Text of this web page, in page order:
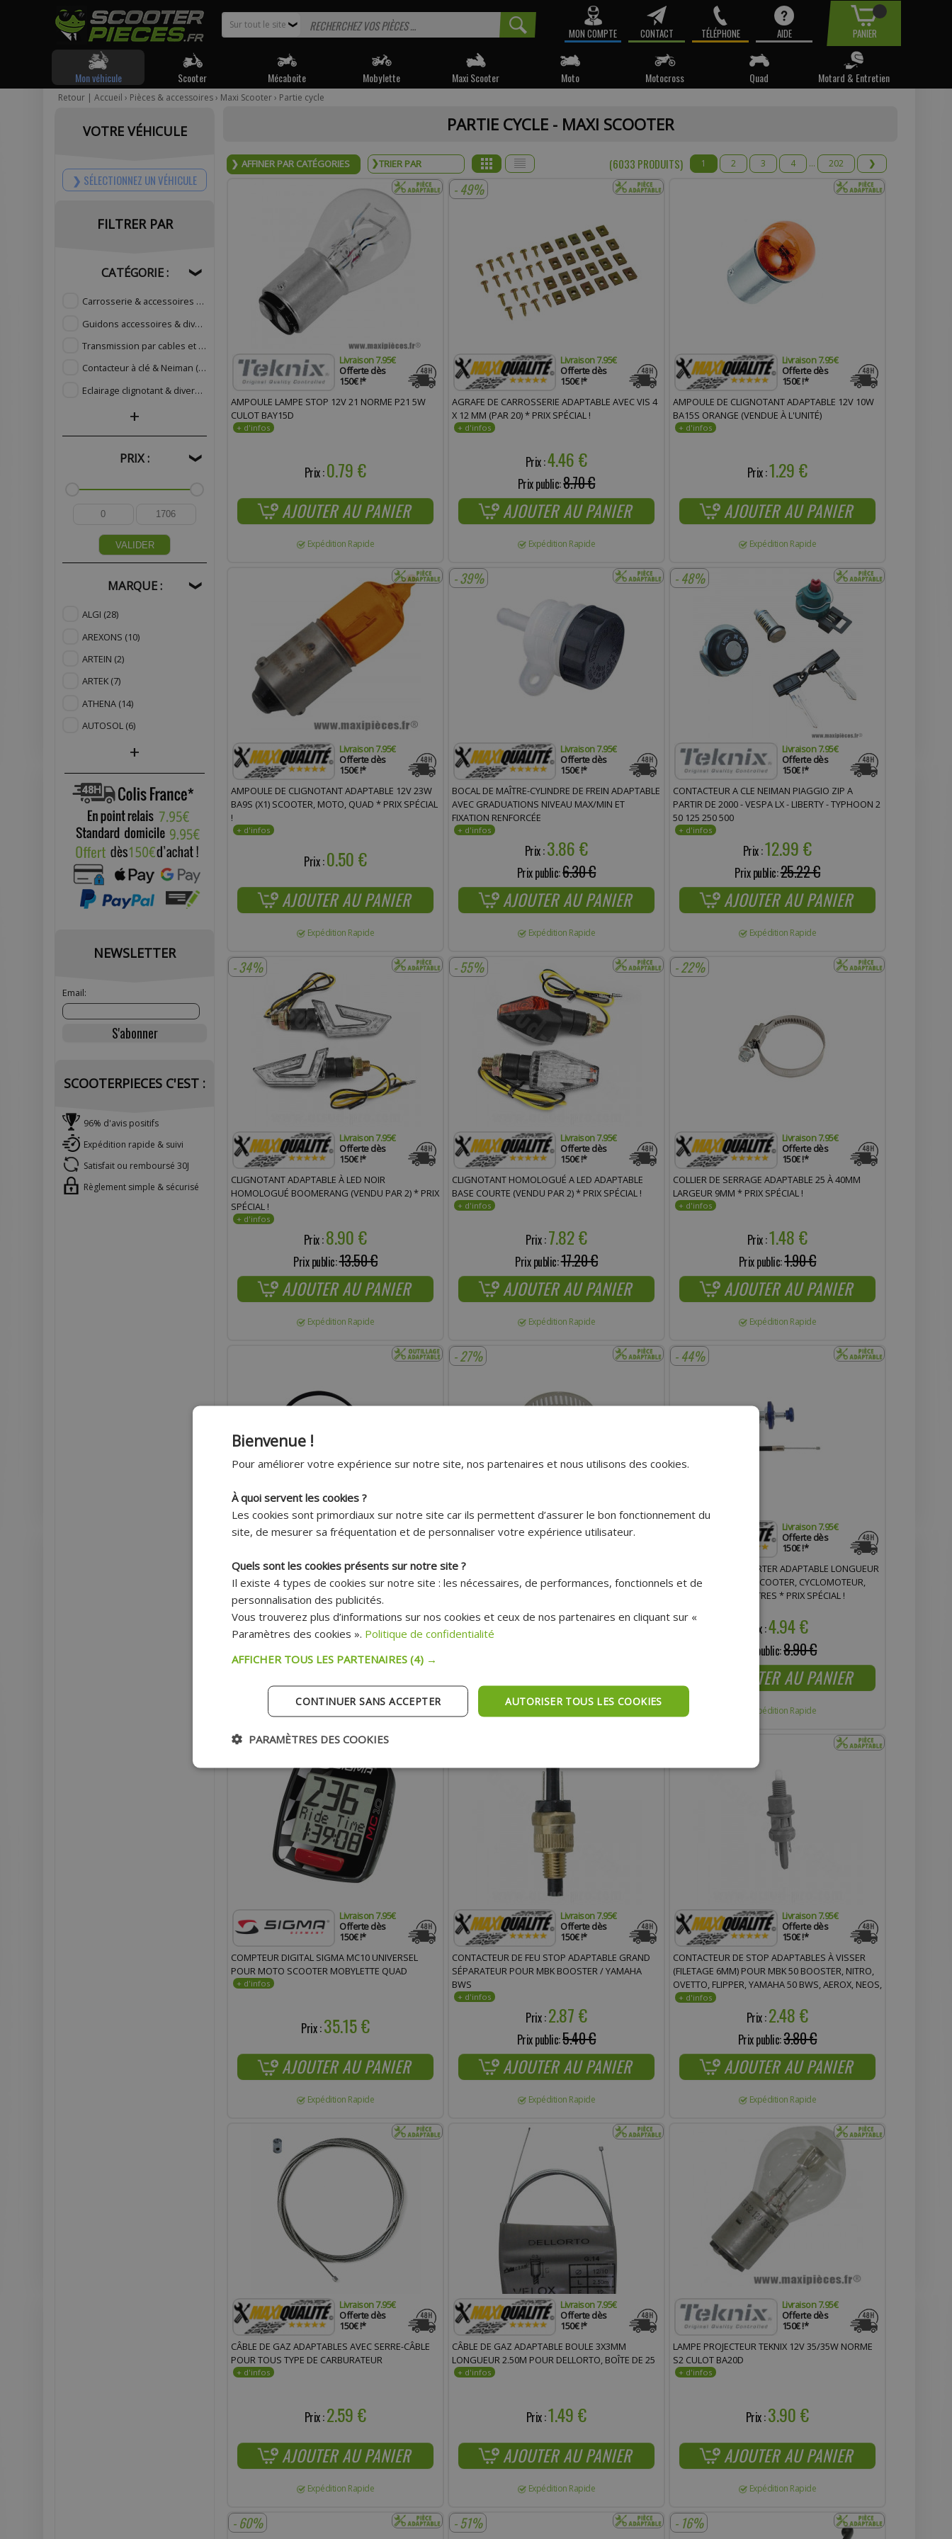
❯
Sur tout le site
MON COMPTE CONTACT TÉLÉPHONE AIDE PANIER
Mon véhicule Scooter Mécaboite Mobylette Maxi Scooter Moto Motocross Quad Motard & Entretien
Retour | Accueil › Pièces & accessoires› Maxi Scooter› Partie cycle
PARTIE CYCLE - MAXI SCOOTER
AFFINER PAR CATÉGORIES (6033 PRODUITS) 1 2 3 4 ... 202 ❯
Livraison 7.95€
Offerte dès
150€ !*
AMPOULE LAMPE STOP 12V 21 NORME P21 5W
CULOT BAY15D
Prix :0.79 €
AJOUTER AU PANIER
Expédition Rapide
- 49%
Livraison 7.95€
Offerte dès
150€ !*
AGRAFE DE CARROSSERIE ADAPTABLE AVEC VIS 4
X 12 MM (PAR 20) * PRIX SPÉCIAL !
Prix :4.46 €
Prix public:8.70 €
AJOUTER AU PANIER
Expédition Rapide
Livraison 7.95€
Offerte dès
150€ !*
AMPOULE DE CLIGNOTANT ADAPTABLE 12V 10W
BA15S ORANGE (VENDUE À L'UNITÉ)
Prix :1.29 €
AJOUTER AU PANIER
Expédition Rapide
Livraison 7.95€
Offerte dès
150€ !*
AMPOULE DE CLIGNOTANT ADAPTABLE 12V 23W
BA9S (X1) SCOOTER, MOTO, QUAD * PRIX SPÉCIAL
!
Prix :0.50 €
AJOUTER AU PANIER
Expédition Rapide
- 39%
Livraison 7.95€
Offerte dès
150€ !*
BOCAL DE MAÎTRE-CYLINDRE DE FREIN ADAPTABLE
AVEC GRADUATIONS NIVEAU MAX/MIN ET
FIXATION RENFORCÉE
Prix :3.86 €
Prix public:6.30 €
AJOUTER AU PANIER
Expédition Rapide
- 48%
Livraison 7.95€
Offerte dès
150€ !*
CONTACTEUR A CLE NEIMAN PIAGGIO ZIP A
PARTIR DE 2000 - VESPA LX - LIBERTY - TYPHOON 2
50 125 250 500
Prix :12.99 €
Prix public:25.22 €
AJOUTER AU PANIER
Expédition Rapide
- 34%
Livraison 7.95€
Offerte dès
150€ !*
CLIGNOTANT ADAPTABLE À LED NOIR
HOMOLOGUÉ BOOMERANG (VENDU PAR 2) * PRIX
SPÉCIAL !
Prix :8.90 €
Prix public:13.50 €
AJOUTER AU PANIER
Expédition Rapide
- 55%
Livraison 7.95€
Offerte dès
150€ !*
CLIGNOTANT HOMOLOGUÉ A LED ADAPTABLE
BASE COURTE (VENDU PAR 2) * PRIX SPÉCIAL !
Prix :7.82 €
Prix public:17.20 €
AJOUTER AU PANIER
Expédition Rapide
- 22%
Livraison 7.95€
Offerte dès
150€ !*
COLLIER DE SERRAGE ADAPTABLE 25 À 40MM
LARGEUR 9MM * PRIX SPÉCIAL !
Prix :1.48 €
Prix public:1.90 €
AJOUTER AU PANIER
Expédition Rapide
Livraison 7.95€
Offerte dès
COLLIER DE SERRAGE ADAPTABLE NYLON NOIR
RÉUTILISABLE 180MM X 5MM
Prix :0.15 €
- 27%
Livraison 7.95€
Offerte dès
COLLIER DE SERRAGE ADAPTABLE OUVERTURE
MAX 26MM FERMETURE MAX 12MM LARGEUR
0.98 €
- 44%
Livraison 7.95€
Offerte dès
150€ !*
COMMANDE DE STARTER ADAPTABLE LONGUEUR
GAINE 46CM POUR SCOOTER, CYCLOMOTEUR,
QUAD, MOTO ET AUTRES * PRIX SPÉCIAL !
Prix :4.94 €
Prix public:8.90 €
AJOUTER AU PANIER
Expédition Rapide
Livraison 7.95€
Offerte dès
150€ !*
COMPTEUR DIGITAL SIGMA MC10 UNIVERSEL
POUR MOTO SCOOTER MOBYLETTE QUAD
Prix :35.15 €
AJOUTER AU PANIER
Expédition Rapide
Livraison 7.95€
Offerte dès
150€ !*
CONTACTEUR DE FEU STOP ADAPTABLE GRAND
SÉPARATEUR POUR MBK BOOSTER / YAMAHA
BWS
Prix :2.87 €
Prix public:5.40 €
AJOUTER AU PANIER
Expédition Rapide
Livraison 7.95€
Offerte dès
150€ !*
CONTACTEUR DE STOP ADAPTABLES À VISSER
(FILETAGE 6MM) POUR MBK 50 BOOSTER, NITRO,
OVETTO, FLIPPER, YAMAHA 50 BWS, AEROX, NEOS,
BREEZE, 125 MAJESTY * PRIX SPÉCIAL !
Prix :2.48 €
Prix public:3.80 €
AJOUTER AU PANIER
Expédition Rapide
Livraison 7.95€
Offerte dès
150€ !*
CÂBLE DE GAZ ADAPTABLES AVEC SERRE-CÂBLE
POUR TOUS TYPE DE CARBURATEUR
Prix :2.59 €
AJOUTER AU PANIER
Expédition Rapide
Livraison 7.95€
Offerte dès
150€ !*
CÂBLE DE GAZ ADAPTABLE BOULE 3X3MM
LONGUEUR 2.50M POUR DELLORTO, BOÎTE DE 25
Prix :1.49 €
AJOUTER AU PANIER
Expédition Rapide
Livraison 7.95€
Offerte dès
150€ !*
LAMPE PROJECTEUR TEKNIX 12V 35/35W NORME
S2 CULOT BA20D
Prix :3.90 €
AJOUTER AU PANIER
Expédition Rapide
- 60% - 51% - 16%
VOTRE VÉHICULE
SÉLECTIONNEZ UN VÉHICULE
FILTRER PAR
CATÉGORIE : ❯
Carrosserie & accessoires (1640)
Guidons accessoires & divers
Transmission par cables et gaines
Contacteur à clé & Neiman (79)
Eclairage clignotant & divers
+
PRIX : ❯
VALIDER
MARQUE : ❯
ALGI (28)
AREXONS (10)
ARTEIN (2)
ARTEK (7)
ATHENA (14)
AUTOSOL (6)
+
NEWSLETTER
Email:
SCOOTERPIECES C'EST :
96% d'avis positifs
Expédition rapide & suivi
Satisfait ou remboursé 30J
Règlement simple & sécurisé
Pour être informé sur la disponibilité du produit, veuillez indiquer votre email.
* Email :
Téléphone :
Commentaire :
Bienvenue !
Pour améliorer votre expérience sur notre site, nos partenaires et nous utilisons des cookies.
À quoi servent les cookies ?
Les cookies sont primordiaux sur notre site car ils permettent d’assurer le bon fonctionnement du
site, de mesurer sa fréquentation et de personnaliser votre expérience utilisateur.
Quels sont les cookies présents sur notre site ?
Il existe 4 types de cookies sur notre site : les nécessaires, de performances, fonctionnels et de
personnalisation des publicités.
Vous trouverez plus d’informations sur nos cookies et ceux de nos partenaires en cliquant sur «
Paramètres des cookies ». Politique de confidentialité
AFFICHER TOUS LES PARTENAIRES (4) →
AUTORISER TOUS LES COOKIES
CONTINUER SANS ACCEPTER
PARAMÈTRES DES COOKIES